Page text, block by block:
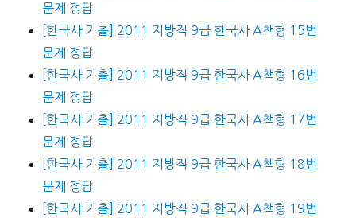
문제 정답
[한국사 기출] 2011 지방직 9급 한국사 A책형 15번
문제 정답
[한국사 기출] 2011 지방직 9급 한국사 A책형 16번
문제 정답
[한국사 기출] 2011 지방직 9급 한국사 A책형 17번
문제 정답
[한국사 기출] 2011 지방직 9급 한국사 A책형 18번
문제 정답
[한국사 기출] 2011 지방직 9급 한국사 A책형 19번